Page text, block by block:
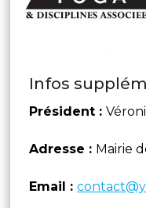
Infos
Président :
Adresse : Mairie
Email :